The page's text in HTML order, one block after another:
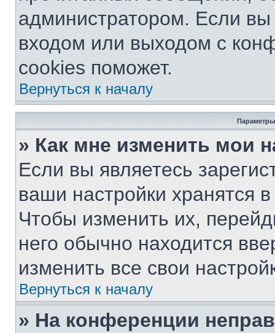
администратором. Если
входом или выходом с
cookies поможет.
Вернуться к началу
Параметры
» Как мне изменить мои
Если вы являетесь
ваши настройки хранятся
Чтобы изменить их,
него обычно находится
изменить все свои
Вернуться к началу
» На конференции